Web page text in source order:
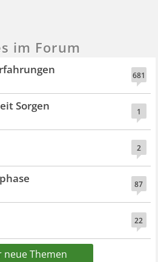
im Forum
681
1
Sorgen
2
87
22
neue Themen